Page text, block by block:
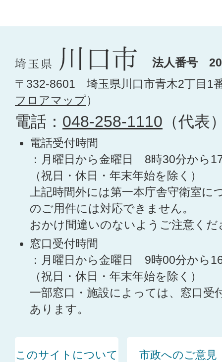
法人番号
〒332-8601 埼玉県川口市青木2丁目1
フロアマップ）
電話： 048-258-1110 （代表
電話受付時間
：月曜日から金曜日 8時30分から
（祝日・休日・年末年始を除く）
上記時間外には第一本庁舎守衛室に
のご用件には対応できません。
おかけ間違いのないようご注意くだ
窓口受付時間
：月曜日から金曜日 9時00分から
（祝日・休日・年末年始を除く）
一部窓口・施設によっては、窓口受
あります。
このサイトについて 市政へのご意見